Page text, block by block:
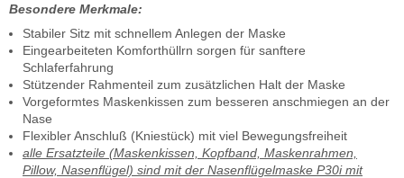
Besondere Merkmale:
Stabiler Sitz mit schnellem Anlegen der Maske
Eingearbeiteten Komforthüllrn sorgen für sanftere
Schlaferfahrung
Stützender Rahmenteil zum zusätzlichen Halt der Maske
Vorgeformtes Maskenkissen zum besseren anschmiegen an der
Nase
Flexibler Anschluß (Kniestück) mit viel Bewegungsfreiheit
alle Ersatzteile (Maskenkissen, Kopfband, Maskenrahmen,
Pillow, Nasenflügel) sind mit der Nasenflügelmaske P30i mit